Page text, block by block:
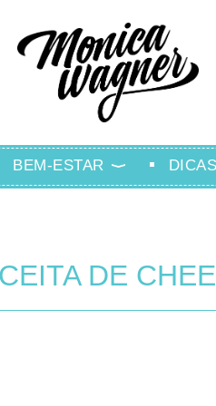
BEM-ESTAR DICAS
DE